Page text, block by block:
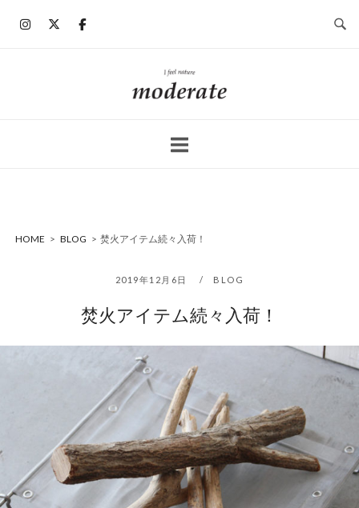
ホ
ー
HOME > BLOG > 焚火アイテム続々入荷！
2019年12月6日 BLOG
焚火アイテム続々入荷！